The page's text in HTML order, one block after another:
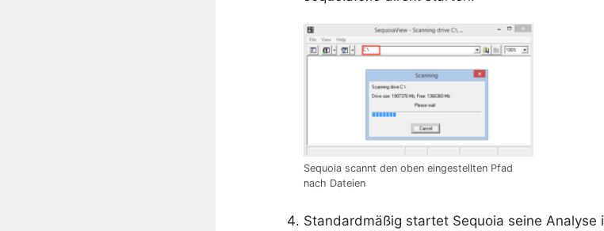
Sequoia scannt den oben eingestellten Pfad
nach Dateien
Standardmäßig startet Sequoia seine Analyse